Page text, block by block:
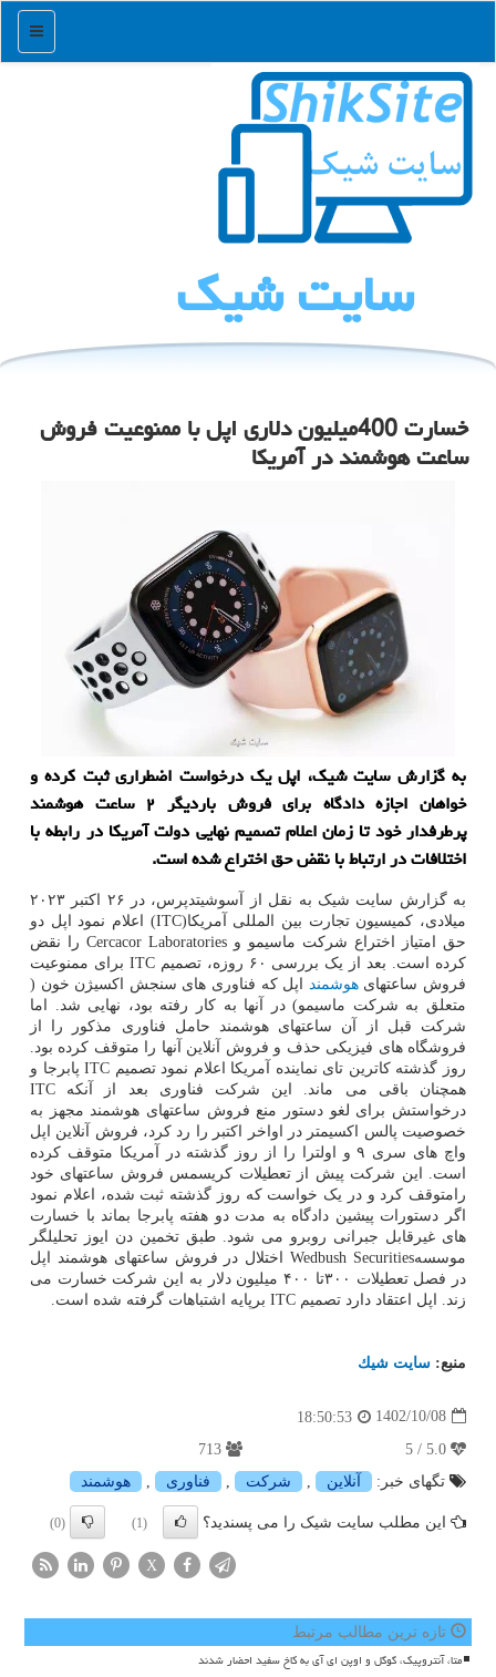
منو
سایت شیك
خسارت 400میلیون دلاری اپل با ممنوعیت فروش
ساعت هوشمند در آمریکا
به گزارش سایت شیک، اپل یک درخواست اضطراری ثبت کرده و
خواهان اجازه دادگاه برای فروش باردیگر ۲ ساعت هوشمند
پرطرفدار خود تا زمان اعلام تصمیم نهایی دولت آمریکا در رابطه با
اختلافات در ارتباط با نقض حق اختراع شده است.
به گزارش سایت شیک به نقل از آسوشیتدپرس، در ۲۶ اکتبر ۲۰۲۳
میلادی، کمیسیون تجارت بین المللی آمریکا(ITC) اعلام نمود اپل دو
حق امتیاز اختراع شرکت ماسیمو و Cercacor Laboratories را نقض
کرده است. بعد از یک بررسی ۶۰ روزه، تصمیم ITC برای ممنوعیت
فروش ساعتهایهوشمند اپل که فناوری های سنجش اکسیژن خون (
متعلق به شرکت ماسیمو) در آنها به کار رفته بود، نهایی شد. اما
شرکت قبل از آن ساعتهای هوشمند حامل فناوری مذکور را از
فروشگاه های فیزیکی حذف و فروش آنلاین آنها را متوقف کرده بود.
روز گذشته کاترین تای نماینده آمریکا اعلام نمود تصمیم ITC پابرجا و
همچنان باقی می ماند. این شرکت فناوری بعد از آنکه ITC
درخواستش برای لغو دستور منع فروش ساعتهای هوشمند مجهز به
خصوصیت پالس اکسیمتر در اواخر اکتبر را رد کرد، فروش آنلاین اپل
واچ های سری ۹ و اولترا را از روز گذشته در آمریکا متوقف کرده
است. این شرکت پیش از تعطیلات کریسمس فروش ساعتهای خود
رامتوقف کرد و در یک خواست که روز گذشته ثبت شده، اعلام نمود
اگر دستورات پیشین دادگاه به مدت دو هفته پابرجا بماند با خسارت
های غیرقابل جبرانی روبرو می شود. طبق تخمین دن ایوز تحلیلگر
موسسهWedbush Securities اختلال در فروش ساعتهای هوشمند اپل
در فصل تعطیلات ۳۰۰تا ۴۰۰ میلیون دلار به این شرکت خسارت می
زند. اپل اعتقاد دارد تصمیم ITC برپایه اشتباهات گرفته شده است.
منبع: سایت شیك
1402/10/08
18:50:53
تگهای خبر:
آنلاین , شركت , فناوری , هوشمند
این مطلب سایت شیک را می پسندید؟ (1)
(0)
X
تازه ترین مطالب مرتبط
متا، آنتروپیک، گوگل و اوپن ای آی به کاخ سفید احضار شدند